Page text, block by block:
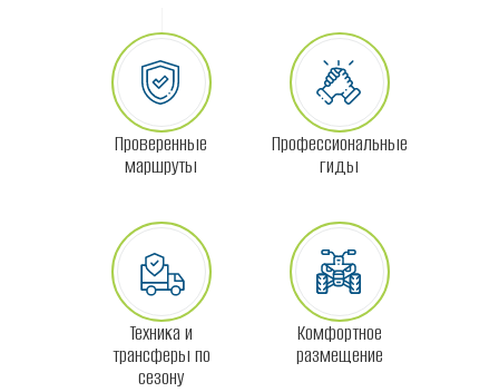
Комфортное
размещение
Техника и
трансферы по
сезону
Профессиональные
гиды
Проверенные
маршруты